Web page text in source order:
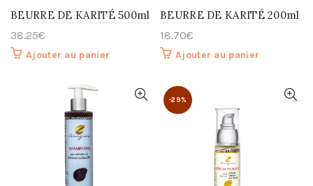
BEURRE DE KARITÉ 500ml
38.25€
Ajouter au panier
BEURRE DE KARITÉ 200ml
18.70€
Ajouter au panier
-29%